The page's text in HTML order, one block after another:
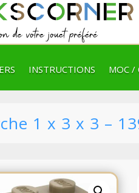
INSTRUCTIONS MOC /
1 x 3 x 3 –